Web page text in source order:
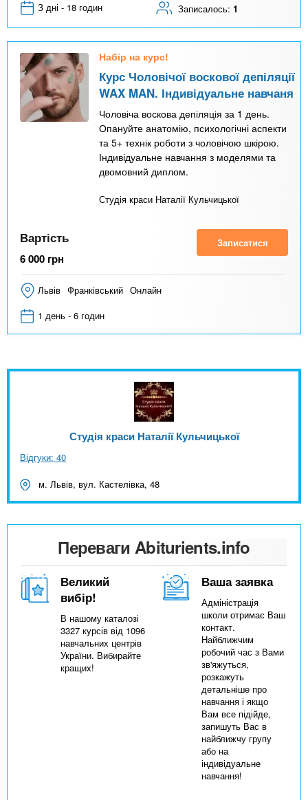
З дні - 18 годин
Записалось: 1
Набір на курс!
Курс Чоловічої воскової депіляції
WAX MAN. Індивідуальне навчаня
Чоловіча воскова депіляція за 1 день.
Опануйте анатомію, психологічні аспекти
та 5+ технік роботи з чоловічою шкірою.
Індивідуальне навчання з моделями та
двомовний диплом.
Студія краси Наталії Кульчицької
Вартість
6 000 грн
Записатися
Львів Франківський Онлайн
1 день - 6 годин
Студія краси Наталії Кульчицької
Відгуки: 40
м. Львів, вул. Кастелівка, 48
Переваги Abiturients.info
Великий
вибір!
В нашому каталозі
3327 курсів від 1096
навчальних центрів
України. Вибирайте
кращих!
Ваша заявка
Адміністрація
школи отримає Ваш
контакт.
Найближчим
робочий час з Вами
зв'яжуться,
розкажуть
детальніше про
навчання і якщо
Вам все підійде,
запишуть Вас в
найближчу групу
або на
індивідуальне
навчання!